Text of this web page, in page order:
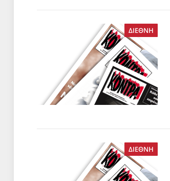
ΔΙΕΘΝΗ
ΔΙΕΘΝΗ